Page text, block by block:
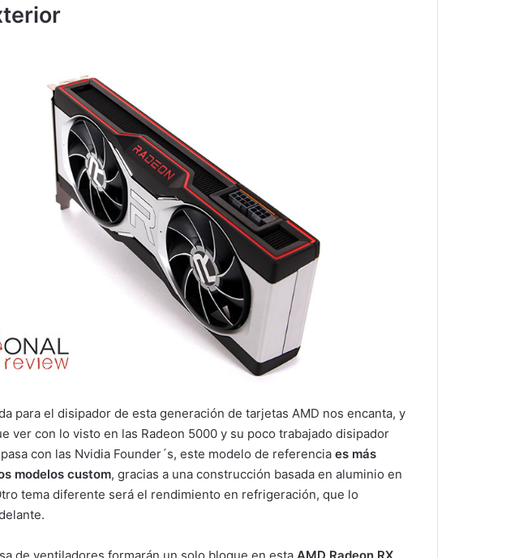
para el disipador de esta generación de tarjetas AMD nos encanta, y
ver con lo visto en las Radeon 5000 y su poco trabajado disipador
con las Nvidia Founder´s, este modelo de referencia es más
modelos custom, gracias a una construcción basada en aluminio en
tema diferente será el rendimiento en refrigeración, que lo